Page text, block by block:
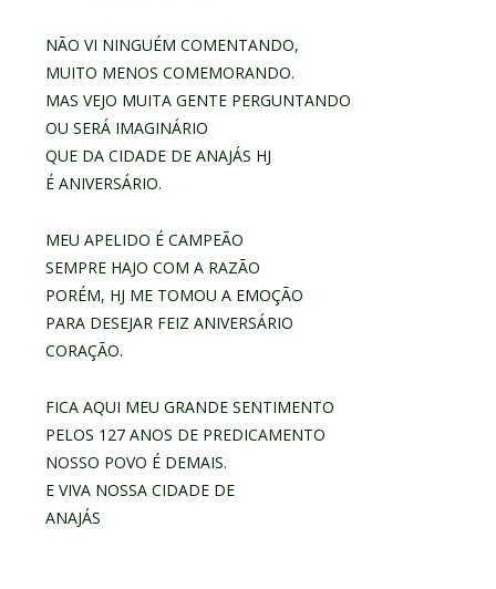
NÃO VI NINGUÉM COMENTANDO,
MUITO MENOS COMEMORANDO.
MAS VEJO MUITA GENTE PERGUNTANDO
OU SERÁ IMAGINÁRIO
QUE DA CIDADE DE ANAJÁS HJ
É ANIVERSÁRIO.
MEU APELIDO É CAMPEÃO
SEMPRE HAJO COM A RAZÃO
PORÉM, HJ ME TOMOU A EMOÇÃO
PARA DESEJAR FEIZ ANIVERSÁRIO
CORAÇÃO.
FICA AQUI MEU GRANDE SENTIMENTO
PELOS 127 ANOS DE PREDICAMENTO
NOSSO POVO É DEMAIS.
E VIVA NOSSA CIDADE DE
ANAJÁS